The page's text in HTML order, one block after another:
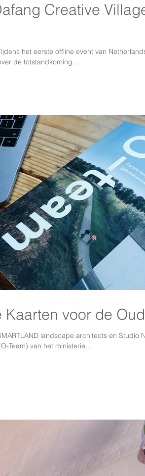
Creative
het eerste offline event van
de totstandkoming...
Kaarten voor de
landscape architects en Studio
Team) van het ministerie...